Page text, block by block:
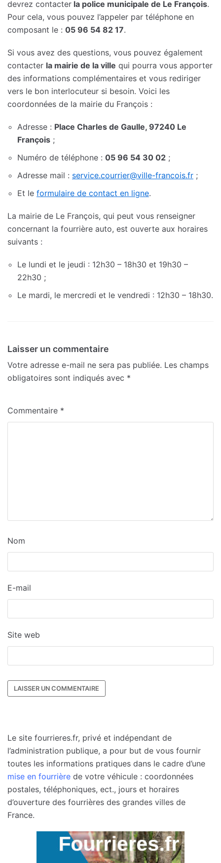
devrez contacter la police municipale de Le François.
Pour cela, vous pouvez l’appeler par téléphone en
composant le : 05 96 54 82 17.
Si vous avez des questions, vous pouvez également
contacter la mairie de la ville qui pourra vous apporter
des informations complémentaires et vous rediriger
vers le bon interlocuteur si besoin. Voici les
coordonnées de la mairie du François :
Adresse : Place Charles de Gaulle, 97240 Le
François ;
Numéro de téléphone : 05 96 54 30 02 ;
Adresse mail : service.courrier@ville-francois.fr ;
Et le formulaire de contact en ligne.
La mairie de Le François, qui peut vous renseigner
concernant la fourrière auto, est ouverte aux horaires
suivants :
Le lundi et le jeudi : 12h30 – 18h30 et 19h30 –
22h30 ;
Le mardi, le mercredi et le vendredi : 12h30 – 18h30.
Laisser un commentaire
Votre adresse e-mail ne sera pas publiée. Les champs
obligatoires sont indiqués avec *
Commentaire *
Nom
E-mail
Site web
Le site fourrieres.fr, privé et indépendant de
l’administration publique, a pour but de vous fournir
toutes les informations pratiques dans le cadre d’une
mise en fourrière de votre véhicule : coordonnées
postales, téléphoniques, ect., jours et horaires
d’ouverture des fourrières des grandes villes de
France.